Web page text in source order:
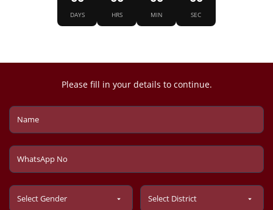
DAYS HRS MIN SEC
Please fill in your details to continue.